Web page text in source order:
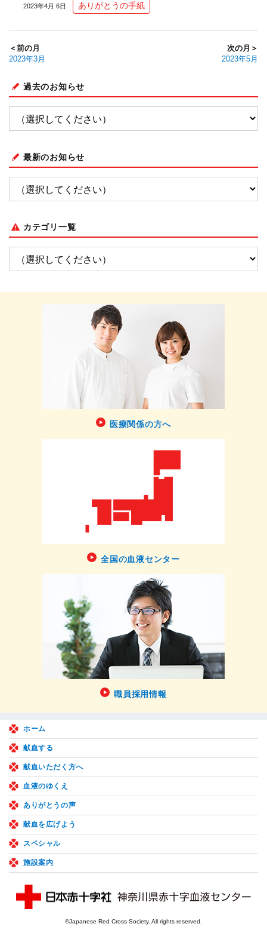
2023年4月 6日 ありがとうの手紙
＜前の月
2023年3月
次の月＞
2023年5月
過去のお知らせ
最新のお知らせ
カテゴリ一覧
医療関係の方へ
全国の血液センター
職員採用情報
ホーム
献血する
献血いただく方へ
血液のゆくえ
ありがとうの声
献血を広げよう
スペシャル
施設案内
©Japanese Red Cross Society. All rights reserved.